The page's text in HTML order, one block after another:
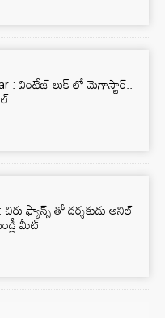
: వింటేజ్ లుక్ లో మెగాస్టార్..
ఫ్యాన్స్ తో దర్శకుడు అనిల్
మీట్